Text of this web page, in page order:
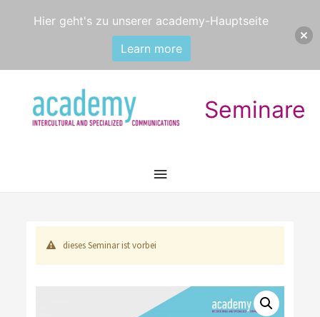
Seminare
Hauptmenü
dieses Seminar ist vorbei
Hier geht's zu unserer academy-Hauptseite
Learn more